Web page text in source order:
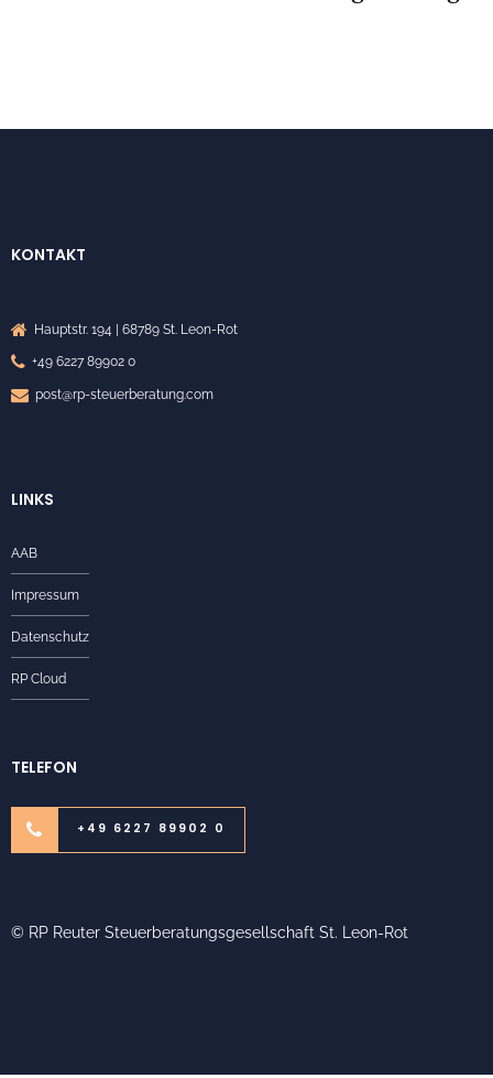
KONTAKT
Hauptstr. 194 | 68789 St. Leon-Rot
+49 6227 89902 0
post@rp-steuerberatung.com
LINKS
AAB
Impressum
Datenschutz
RP Cloud
TELEFON
+49 6227 89902 0
© RP Reuter Steuerberatungsgesellschaft St. Leon-Rot